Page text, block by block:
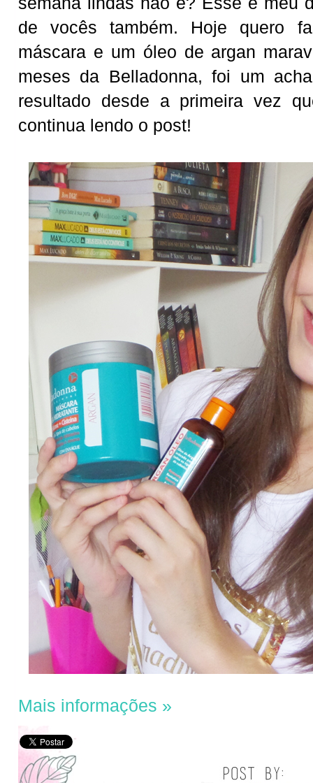
de vocês também. Hoje quero
máscara e um óleo de argan
meses da Belladonna, foi um
resultado desde a primeira vez
continua lendo o post!
Mais informações »